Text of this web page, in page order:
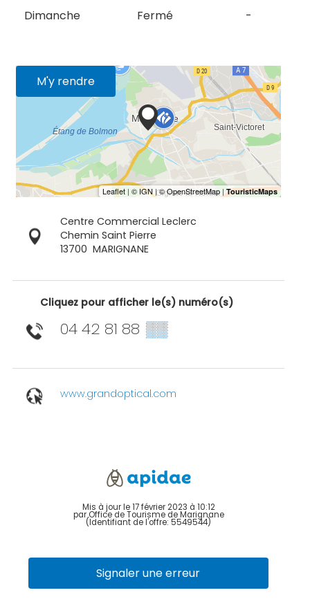
Dimanche Fermé -
M'y rendre
Centre Commercial Leclerc
Chemin Saint Pierre
13700 MARIGNANE
Cliquez pour afficher le(s) numéro(s)
04 42 81 88 ▒▒
www.grandoptical.com
Mis à jour le 17 février 2023 à 10:12
par Office de Tourisme de Marignane
(Identifiant de l'offre: 5549544)
Signaler une erreur